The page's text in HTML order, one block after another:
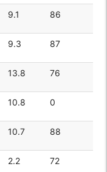
9.1 86
9.3 87
13.8 76
10.8 0
10.7 88
2.2 72